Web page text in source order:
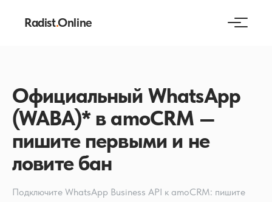
Radist.Online
Официальный WhatsApp
(WABA)* в amoCRM —
пишите первыми и не
ловите бан
Подключите WhatsApp Business API к amoCRM: пишите